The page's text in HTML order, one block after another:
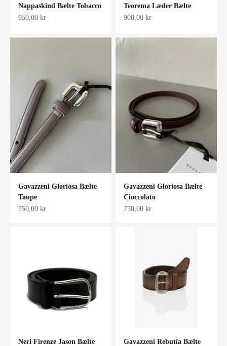
Nappaskind Bælte Tobacco
Salgspris
950,00 kr
Teorema Læder Bælte
Salgspris
900,00 kr
Gavazzeni Gloriosa Bælte
Taupe
Salgspris
750,00 kr
Gavazzeni Gloriosa Bælte
Cioccolato
Salgspris
750,00 kr
Neri Firenze Jason Bælte
Gavazzeni Rebutia Bælte